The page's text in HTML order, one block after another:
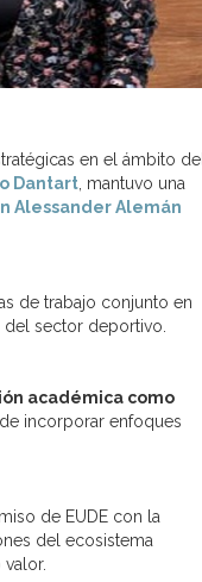
en el ámbito del
Dantart , mantuvo una
Alessander Alemán
de trabajo conjunto en
sector deportivo.
académica como
incorporar enfoques
de EUDE con la
del ecosistema